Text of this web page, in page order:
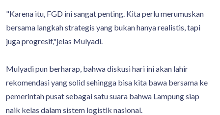
"Karena itu, FGD ini sangat penting. Kita perlu merumuskan
bersama langkah strategis yang bukan hanya realistis, tapi
juga progresif,"jelas Mulyadi.
Mulyadi pun berharap, bahwa diskusi hari ini akan lahir
rekomendasi yang solid sehingga bisa kita bawa bersama ke
pemerintah pusat sebagai satu suara bahwa Lampung siap
naik kelas dalam sistem logistik nasional.